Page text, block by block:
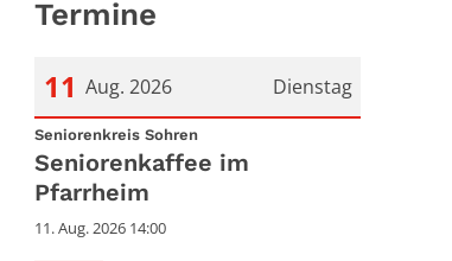
Termine
Dienstag
11 Aug. 2026
Datum: 11. August 2026
Seniorenkreis Sohren:
Seniorenkaffee im
Pfarrheim
11. Aug. 2026 14:00